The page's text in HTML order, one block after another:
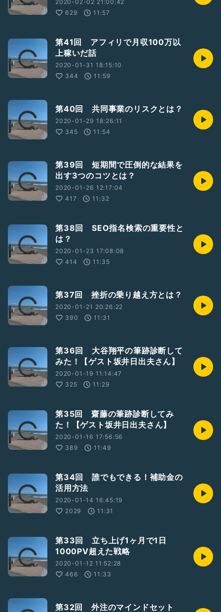
2020-02-02 21:00:42
629
11:57
第41回 アフィリで月収100万以
上稼いだ話
2020-01-31 18:15:10
344
11:59
第40回 共同事業のリスクとは？
2020-01-29 18:26:11
345
11:54
第39回 短期間で圧倒的な結果を
出す3つのコツとは？
2020-01-26 12:17:04
417
11:32
第38回 SEO指名検索の重要性と
は？
2020-01-23 17:08:08
414
11:35
第37回 挫折の乗り越え方とは？
2020-01-21 20:26:22
390
11:31
第36回 大谷翔平の筆跡診断して
みた！【ゲスト坂井日出夫さん】
2020-01-19 11:14:47
325
11:29
第35回 齋藤の筆跡診断してみ
た！【ゲスト坂井日出夫さん】
2020-01-16 17:56:56
389
11:49
第34回 誰でもできる！補助金の
活用方法
2020-01-14 16:45:19
2029
11:31
第33回 立ち上げ1ヶ月で1日
1000PV超えた戦略
2020-01-12 11:52:28
466
11:33
第32回 外注のマインドセット